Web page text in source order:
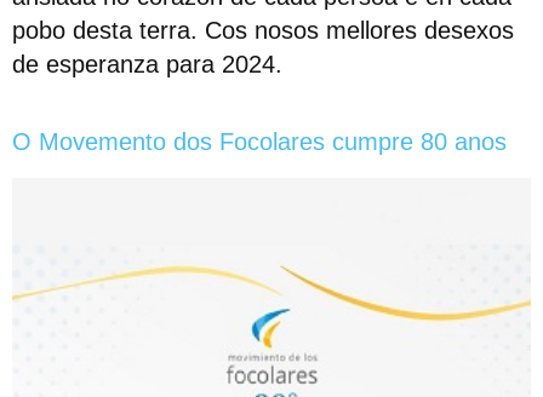
pobo desta terra. Cos nosos mellores desexos
de esperanza para 2024.
O Movemento dos Focolares cumpre 80 anos